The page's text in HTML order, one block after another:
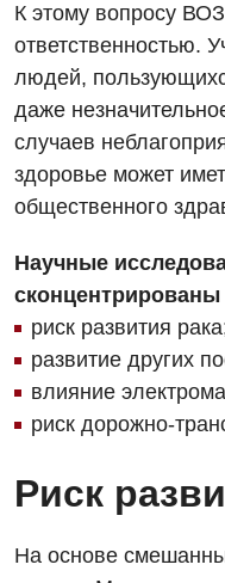
Бесплатные услуги
Вакцинация
Гастроэнтерология
Гематология
Дерматовенерология
Диетология
Кардиология
Маммология
Медицинская
Онкологическое
Ортопедия и
К этому вопросу
ответственностью.
людей,
даже
случаев
здоровье может
общественного
Научные
риск развития
развитие других
влияние
риск дорожно-
Риск
На основе